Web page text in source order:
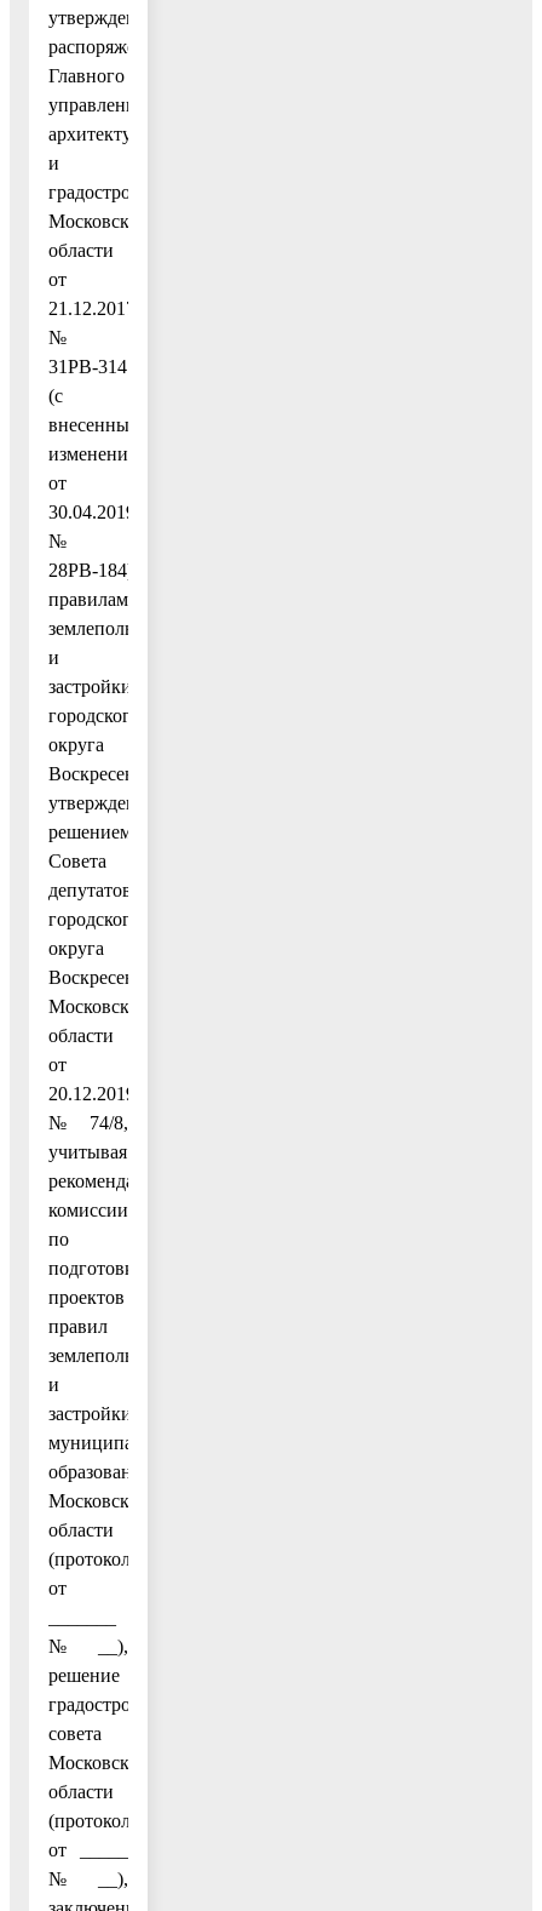
утвержденным
распоряжением
Главного
управления
архитектуры
и
градостроительства
Московской
области
от
21.12.2017
№
31РВ-314
(с
внесенными
изменениями
от
30.04.2019
№
28РВ-184),
правилами
землепользования
и
застройки
городского
округа
Воскресенск,
утвержденными
решением
Совета
депутатов
городского
округа
Воскресенск
Московской
области
от
20.12.2019
№ 74/8,
учитывая
рекомендации
комиссии
по
подготовке
проектов
правил
землепользования
и
застройки
муниципальных
образований
Московской
области
(протокол
от
№ __),
решение
градостроительного
совета
Московской
области
(протокол
от _____
№ __),